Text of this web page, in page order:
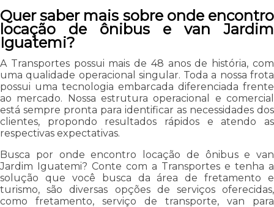
Quer saber mais sobre onde encontro
locação de ônibus e van Jardim
Iguatemi?
A Transportes possui mais de 48 anos de história, com
uma qualidade operacional singular. Toda a nossa frota
possui uma tecnologia embarcada diferenciada frente
ao mercado. Nossa estrutura operacional e comercial
está sempre pronta para identificar as necessidades dos
clientes, propondo resultados rápidos e atendo as
respectivas expectativas.
Busca por onde encontro locação de ônibus e van
Jardim Iguatemi? Conte com a Transportes e tenha a
solução que você busca da área de fretamento e
turismo, são diversas opções de serviços oferecidas,
como fretamento, serviço de transporte, van para